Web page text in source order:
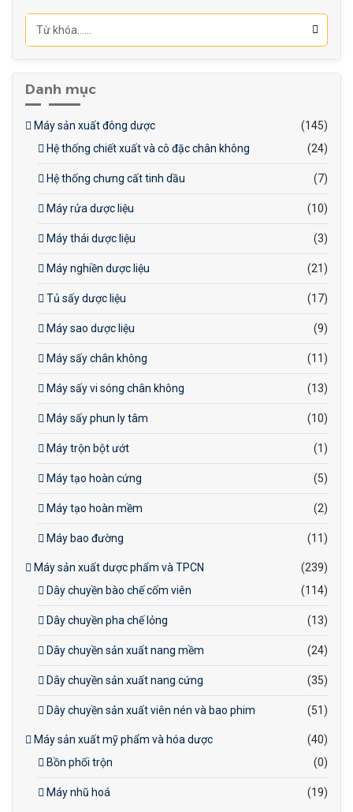
Bảo trì dễ dàng, chi phí
thấp, nhờ hệ thống truyền
bỉ.
Danh mục
Máy sản xuất đông dược
(145)
Hệ thống chiết xuất và cô đặc chân không
(24)
Hệ thống chưng cất tinh dầu (7)
Máy rửa dược liệu (10)
Máy thái dược liệu (3)
Máy nghiền dược liệu (21)
Tủ sấy dược liệu (17)
Máy sao dược liệu (9)
Máy sấy chân không (11)
Máy sấy vi sóng chân không (13)
Máy sấy phun ly tâm (10)
Máy trộn bột ướt (1)
Máy tạo hoàn cứng (5)
Máy tạo hoàn mềm (2)
Máy bao đường (11)
Máy sản xuất dược phẩm và TPCN
(239)
Dây chuyền bào chế cốm viên
(114)
Dây chuyền pha chế lỏng (13)
Dây chuyền sản xuất nang mềm (24)
Dây chuyền sản xuất nang cứng (35)
Dây chuyền sản xuất viên nén và bao phim (51)
Máy sản xuất mỹ phẩm và hóa dược
(40)
Bồn phối trộn
(0)
Máy nhũ hoá (19)